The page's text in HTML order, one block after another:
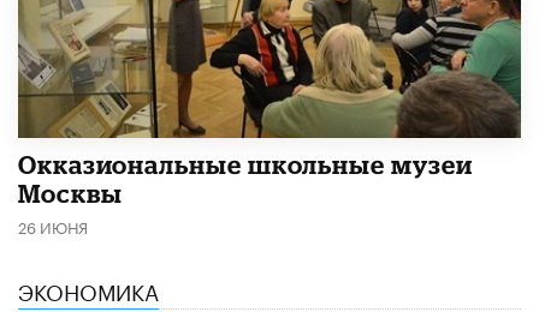
​Окказиональные школьные музеи
Москвы
26 ИЮНЯ
ЭКОНОМИКА